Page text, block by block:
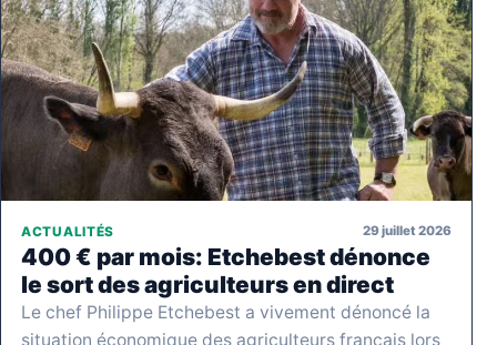
ACTUALITÉS 29 juillet 2026
400 € par mois: Etchebest dénonce
le sort des agriculteurs en direct
Le chef Philippe Etchebest a vivement dénoncé la
situation économique des agriculteurs français lors